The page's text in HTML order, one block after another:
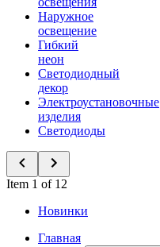
Наружное
освещение
Гибкий
неон
Светодиодный
декор
Электроустановочные
изделия
Светодиоды
Item 1 of 12
Новинки
Главная